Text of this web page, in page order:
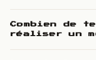
Combien de
réaliser un